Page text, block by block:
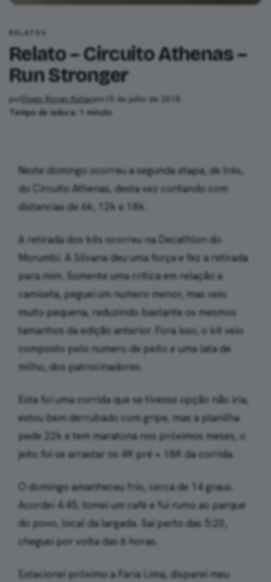
RELATOS
Relato – Circuito Athenas –
Run Stronger
por Diego Ronan Kulianem 15 de julho de 2018
Tempo de leitura: 1 minuto
Neste domingo ocorreu a segunda etapa, de três,
do Circuito Athenas, desta vez contando com
distancias de 6k, 12k e 18k.
A retirada dos kits ocorreu na Decathlon do
Morumbi. A Silvana deu uma força e fez a retirada
para mim. Somente uma crítica em relação a
camiseta, peguei um numero menor, mas veio
muito pequena, reduzindo bastante os mesmos
tamanhos da edição anterior. Fora isso, o kit veio
composto pelo numero de peito e uma lata de
milho, dos patrocinadores.
Esta foi uma corrida que se tivesse opção não iria,
estou bem derrubado com gripe, mas a planilha
pede 22k e tem maratona nos próximos meses, o
jeito foi se arrastar os 4K pré + 18K da corrida.
O domingo amanheceu frio, cerca de 14 graus.
Acordei 4:45, tomei um café e fui rumo ao parque
do povo, local da largada. Sai perto das 5:20,
cheguei por volta das 6 horas.
Estacionei próximo a Faria Lima, disparei meu